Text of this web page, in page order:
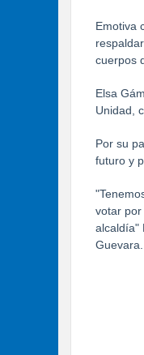
Emotiva
cuerpos
Elsa
Unidad,
Por su
futuro y
votar
alcaldía"
Guevara.